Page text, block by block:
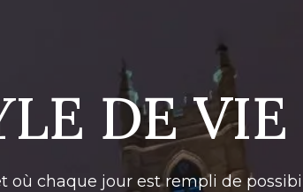
DE VIE
où chaque jour est rempli de